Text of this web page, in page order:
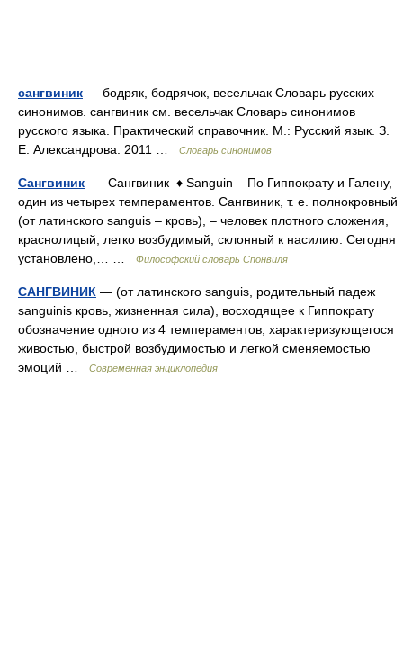
сангвиник — бодряк, бодрячок, весельчак Словарь русских
синонимов. сангвиник см. весельчак Словарь синонимов
русского языка. Практический справочник. М.: Русский язык. З.
Е. Александрова. 2011 …
Словарь синонимов
Сангвиник — Сангвиник ♦ Sanguin По Гиппократу и Галену,
один из четырех темпераментов. Сангвиник, т. е. полнокровный
(от латинского sanguis – кровь), – человек плотного сложения,
краснолицый, легко возбудимый, склонный к насилию. Сегодня
установлено,… …
Философский словарь Спонвиля
САНГВИНИК — (от латинского sanguis, родительный падеж
sanguinis кровь, жизненная сила), восходящее к Гиппократу
обозначение одного из 4 темпераментов, характеризующегося
живостью, быстрой возбудимостью и легкой сменяемостью
эмоций …
Современная энциклопедия